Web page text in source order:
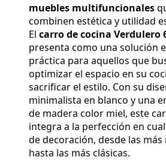
muebles multifuncionales
combinen estética y utilidad
El carro de cocina Verdulero
presenta como una solución
práctica para aquellos que
optimizar el espacio en su
sacrificar el estilo. Con su
minimalista en blanco y una
de madera color miel, este
integra a la perfección en
de decoración, desde las
hasta las más clásicas.